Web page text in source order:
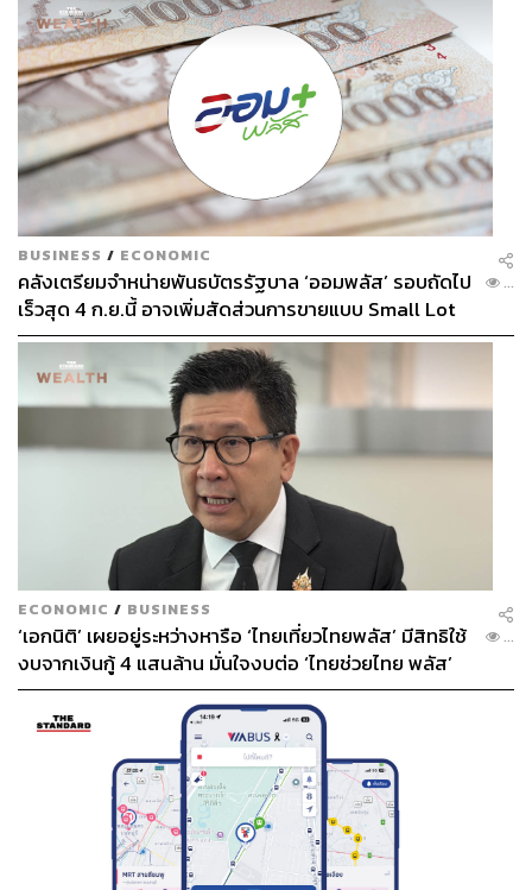
BUSINESS / ECONOMIC
คลังเตรียมจำหน่ายพันธบัตรรัฐบาล ‘ออมพลัส’ รอบถัดไป
เร็วสุด 4 ก.ย.นี้ อาจเพิ่มสัดส่วนการขายแบบ Small Lot
First มากขึ้น
...
ECONOMIC / BUSINESS
‘เอกนิติ’ เผยอยู่ระหว่างหารือ ‘ไทยเที่ยวไทยพลัส’ มีสิทธิใช้
งบจากเงินกู้ 4 แสนล้าน มั่นใจงบต่อ ‘ไทยช่วยไทย พลัส’
เฟส 2 มีเพียงพอ
...